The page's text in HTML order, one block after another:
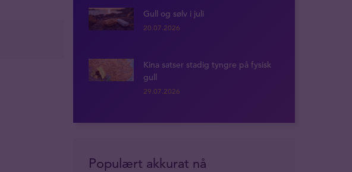
Gull og sølv i juli
20.07.2026
Kina satser stadig tyngre på fysisk
gull
29.07.2026
Populært akkurat nå